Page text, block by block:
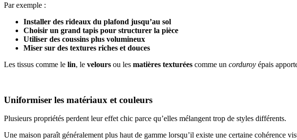
Par exemple :
Installer des rideaux du plafond jusqu’au sol
Choisir un grand tapis pour structurer la pièce
Utiliser des coussins plus volumineux
Miser sur des textures riches et douces
Les tissus comme le lin, le velours ou les matières texturées comme un corduroy épais
Uniformiser les matériaux et couleurs
Plusieurs propriétés perdent leur effet chic parce qu’elles mélangent trop de styles différents.
Une maison paraît généralement plus haut de gamme lorsqu’il existe une certaine cohérence